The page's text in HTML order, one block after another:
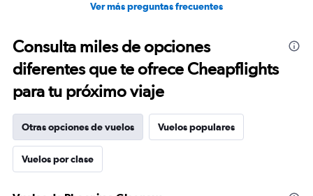
Ver más preguntas frecuentes
Consulta miles de opciones
diferentes que te ofrece Cheapflights
para tu próximo viaje
Otras opciones de vuelos Vuelos populares
Vuelos por clase